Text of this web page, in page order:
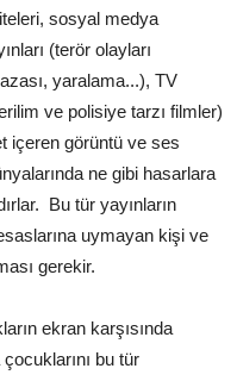
sosyal medya
(terör olayları
yaralama...), TV
ve polisiye tarzı filmler)
içeren görüntü ve ses
ne gibi hasarlara
Bu tür yayınların
uymayan kişi ve
gerekir.
ekran karşısında
bu tür